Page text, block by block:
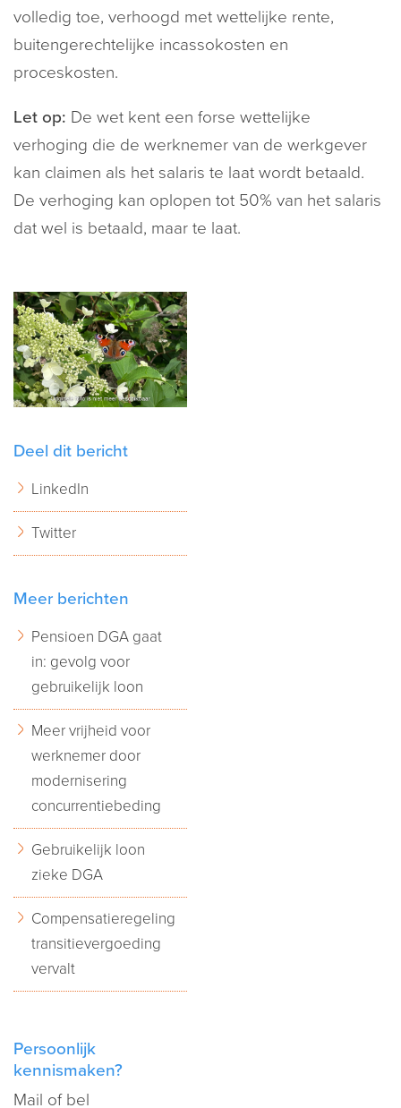
volledig toe, verhoogd met wettelijke rente,
buitengerechtelijke incassokosten en
proceskosten.
Let op: De wet kent een forse wettelijke
verhoging die de werknemer van de werkgever
kan claimen als het salaris te laat wordt betaald.
De verhoging kan oplopen tot 50% van het salaris
dat wel is betaald, maar te laat.
Deel dit bericht
LinkedIn
Twitter
Meer berichten
Pensioen DGA gaat
in: gevolg voor
gebruikelijk loon
Meer vrijheid voor
werknemer door
modernisering
concurrentiebeding
Gebruikelijk loon
zieke DGA
Compensatieregeling
transitievergoeding
vervalt
Persoonlijk
kennismaken?
Mail of bel